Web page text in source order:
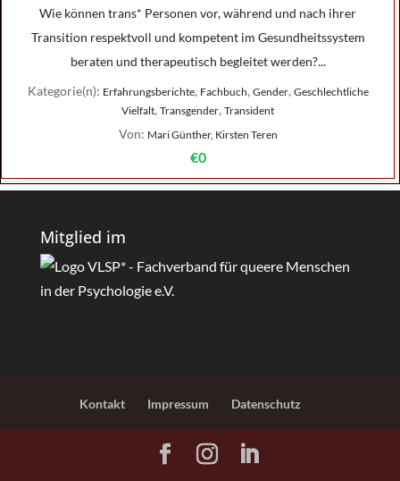
Wie können trans* Personen vor, während und nach ihrer
Transition respektvoll und kompetent im Gesundheitssystem
beraten und therapeutisch begleitet werden?...
Kategorie(n): Erfahrungsberichte, Fachbuch, Gender, Geschlechtliche
Vielfalt, Transgender, Transident
Von: Mari Günther, Kirsten Teren
€0
Mitglied im
Kontakt Impressum Datenschutz